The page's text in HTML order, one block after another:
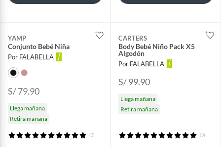
YAMP
Conjunto Bebé Niña
Por FALABELLA
S/ 79.90
Llega mañana
Retira mañana
(3)
CARTERS
Body Bebé Niño Pack X5
Algodón
Por FALABELLA
S/ 99.90
Llega mañana
Retira mañana
(3)